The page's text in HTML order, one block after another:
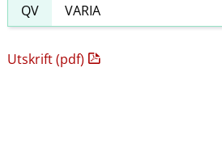
QV VARIA
Utskrift (pdf)